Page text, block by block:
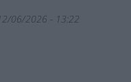
06/2026 - 13:22